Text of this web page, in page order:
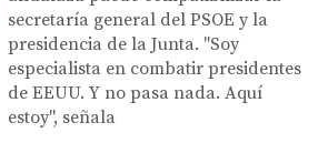
secretaría general del PSOE y la
presidencia de la Junta. "Soy
especialista en combatir presidentes
de EEUU. Y no pasa nada. Aquí
estoy", señala